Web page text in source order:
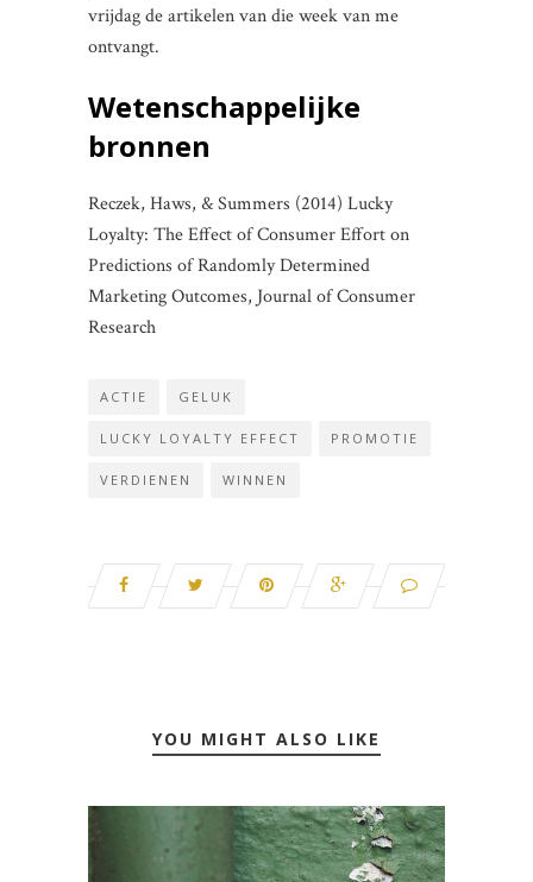
vrijdag de artikelen van die week van me
ontvangt.
Wetenschappelijke
bronnen
Reczek, Haws, & Summers (2014) Lucky
Loyalty: The Effect of Consumer Effort on
Predictions of Randomly Determined
Marketing Outcomes, Journal of Consumer
Research
ACTIE GELUK
LUCKY LOYALTY EFFECT PROMOTIE
VERDIENEN WINNEN
YOU MIGHT ALSO LIKE